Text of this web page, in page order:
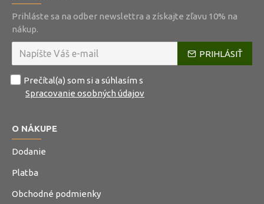
Prihláste sa na odber newslettra a získajte zľavu 10% na
nákup.
PRIHLÁSIŤ
Prečítal(a) som si a súhlasím s
Spracovanie osobných údajov
O NÁKUPE
Dodanie
Platba
Obchodné podmienky